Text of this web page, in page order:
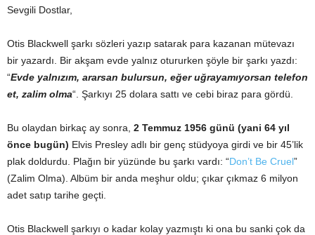
Sevgili Dostlar,
Otis Blackwell şarkı sözleri yazıp satarak para kazanan mütevazı
bir yazardı. Bir akşam evde yalnız otururken şöyle bir şarkı yazdı:
“Evde yalnızım, ararsan bulursun, eğer uğrayamıyorsan telefon
et, zalim olma“. Şarkıyı 25 dolara sattı ve cebi biraz para gördü.
Bu olaydan birkaç ay sonra, 2 Temmuz 1956 günü (yani 64 yıl
önce bugün) Elvis Presley adlı bir genç stüdyoya girdi ve bir 45’lik
plak doldurdu. Plağın bir yüzünde bu şarkı vardı: “Don’t Be Cruel”
(Zalim Olma). Albüm bir anda meşhur oldu; çıkar çıkmaz 6 milyon
adet satıp tarihe geçti.
Otis Blackwell şarkıyı o kadar kolay yazmıştı ki ona bu sanki çok da